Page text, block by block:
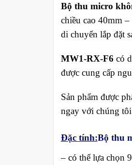
Bộ thu micro
chiều cao 40mm
di chuyển lắp đặt
MW1-RX-F6 có
được cung cấp
Sản phẩm được
ngay với chúng
Đặc tính:Bộ thu
– có thể lựa chọn